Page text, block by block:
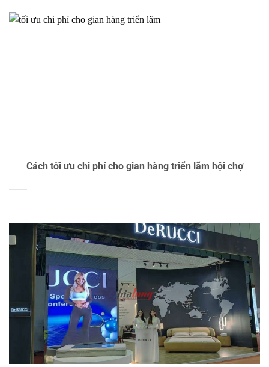
Cách tối ưu chi phí cho gian hàng triển lãm hội chợ